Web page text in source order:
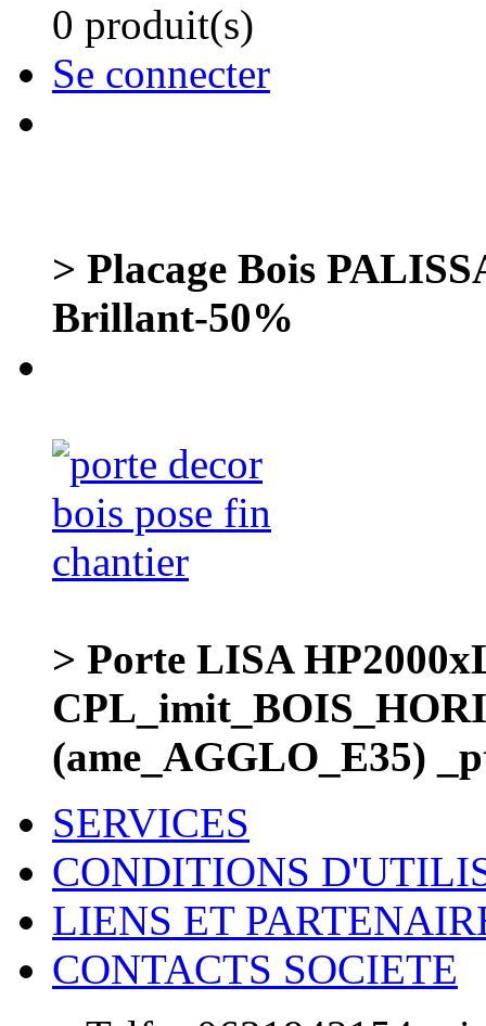
0 produit(s)
Se connecter
> Placage Bois
Brillant-50%
> Porte LISA
(ame_AGGLO_E35)
SERVICES
CONDITIONS
LIENS ET
CONTACTS SOCIETE